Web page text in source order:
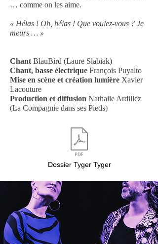
… comme on les aime.
« Hélas ! Oh, hélas ! Que voulez-vous ? Je
meurs … »
Chant BlauBird (Laure Slabiak)
Chant, basse électrique François Puyalto
Mise en scène et création lumière Xavier
Lacouture
Production et diffusion Nathalie Ardillez
(La Compagnie dans ses Pieds)
Dossier Tyger Tyger